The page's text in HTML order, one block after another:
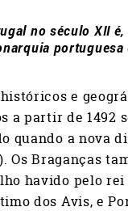
no século XII
e
partir de 1492
quando a nova
Os Braganças
havido pelo rei
dos Avis, e